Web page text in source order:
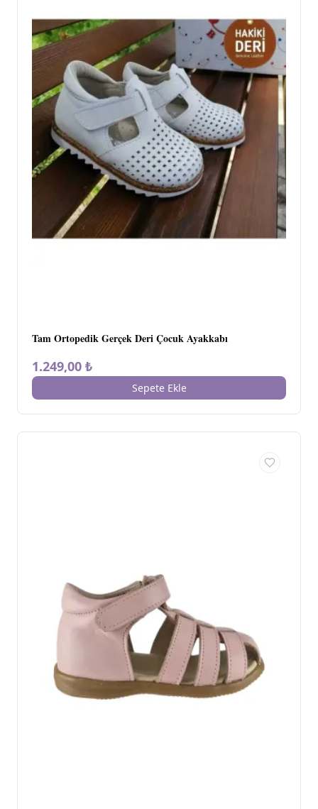
Tam Ortopedik Gerçek Deri Çocuk Ayakkabı
1.249,00 ₺
Sepete Ekle